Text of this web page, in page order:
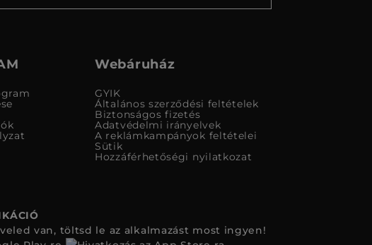
Webáruház
GYIK
Általános szerződési feltételek
Biztonságos fizetés
Adatvédelmi irányelvek
A reklámkampányok feltételei
Sütik
Hozzáférhetőségi nyilatkozat
van, töltsd le az alkalmazást most ingyen!